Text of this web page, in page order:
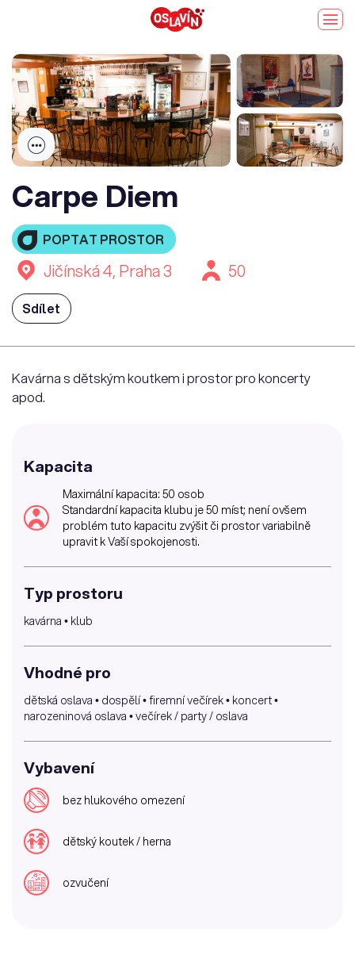
Carpe Diem
POPTAT PROSTOR
Jičínská 4, Praha 3 50
Sdílet
Kavárna s dětským koutkem i prostor pro koncerty
apod.
Kapacita
Maximální kapacita: 50 osob
Standardní kapacita klubu je 50 míst; není ovšem
problém tuto kapacitu zvýšit či prostor variabilně
upravit k Vaší spokojenosti.
Typ prostoru
kavárna • klub
Vhodné pro
dětská oslava • dospělí • firemní večírek • koncert •
narozeninová oslava • večírek / party / oslava
Vybavení
bez hlukového omezení
dětský koutek / herna
ozvučení